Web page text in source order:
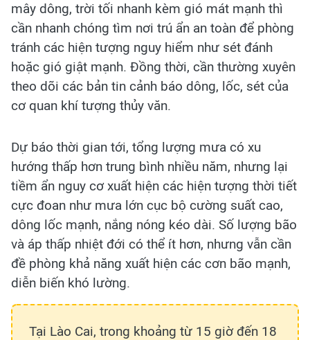
mây dông, trời tối nhanh kèm gió mát mạnh thì
cần nhanh chóng tìm nơi trú ẩn an toàn để phòng
tránh các hiện tượng nguy hiểm như sét đánh
hoặc gió giật mạnh. Đồng thời, cần thường xuyên
theo dõi các bản tin cảnh báo dông, lốc, sét của
cơ quan khí tượng thủy văn.
Dự báo thời gian tới, tổng lượng mưa có xu
hướng thấp hơn trung bình nhiều năm, nhưng lại
tiềm ẩn nguy cơ xuất hiện các hiện tượng thời tiết
cực đoan như mưa lớn cục bộ cường suất cao,
dông lốc mạnh, nắng nóng kéo dài. Số lượng bão
và áp thấp nhiệt đới có thể ít hơn, nhưng vẫn cần
đề phòng khả năng xuất hiện các cơn bão mạnh,
diễn biến khó lường.
Tại Lào Cai, trong khoảng từ 15 giờ đến 18